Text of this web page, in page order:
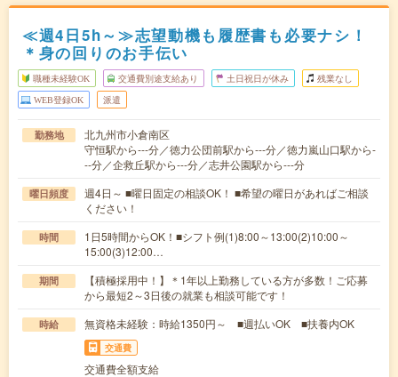
≪週4日5h～≫志望動機も履歴書も必要ナシ！
＊身の回りのお手伝い
職種未経験OK 交通費別途支給あり 土日祝日が休み 残業なし
WEB登録OK 派遣
勤務地
北九州市小倉南区
守恒駅から---分／徳力公団前駅から---分／徳力嵐山口駅から-
--分／企救丘駅から---分／志井公園駅から---分
曜日頻度
週4日～ ■曜日固定の相談OK！ ■希望の曜日があればご相談
ください！
時間
1日5時間からOK！■シフト例(1)8:00～13:00(2)10:00～
15:00(3)12:00…
期間
【積極採用中！】＊1年以上勤務している方が多数！ご応募
から最短2～3日後の就業も相談可能です！
時給 無資格未経験：時給1350円～ ■週払いOK ■扶養内OK
交通費
交通費全額支給